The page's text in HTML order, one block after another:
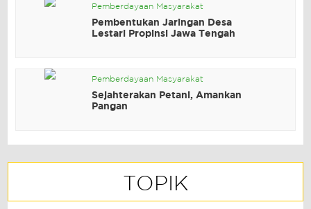
Pemberdayaan Masyarakat
Pembentukan Jaringan Desa
Lestari Propinsi Jawa Tengah
Pemberdayaan Masyarakat
Sejahterakan Petani, Amankan
Pangan
TOPIK